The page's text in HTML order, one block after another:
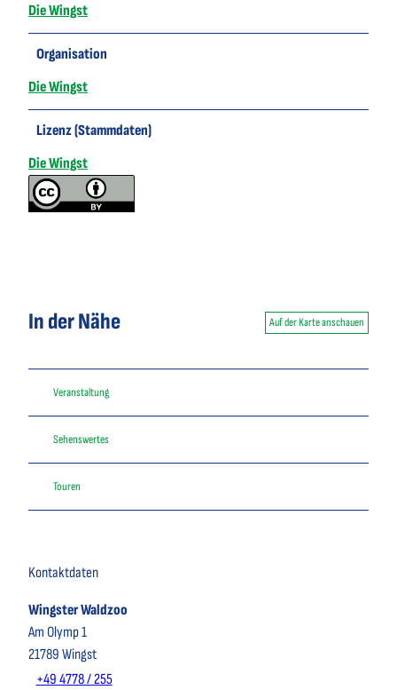
Die Wingst
Organisation
Die Wingst
Lizenz (Stammdaten)
Die Wingst
In der Nähe Auf der Karte anschauen
Veranstaltung
Sehenswertes
Touren
Kontaktdaten
Wingster Waldzoo
Am Olymp 1
21789 Wingst
+49 4778 / 255